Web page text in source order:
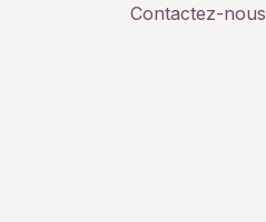
Contactez-nous